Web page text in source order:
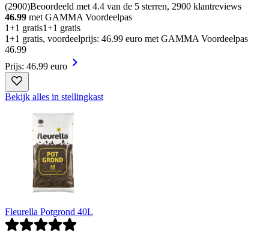
(2900)Beoordeeld met 4.4 van de 5 sterren, 2900 klantreviews
46.99 met GAMMA Voordeelpas
1+1 gratis1+1 gratis
1+1 gratis, voordeelprijs: 46.99 euro met GAMMA Voordeelpas
46.99
Prijs: 46.99 euro
Bekijk alles in stellingkast
Fleurella Potgrond 40L